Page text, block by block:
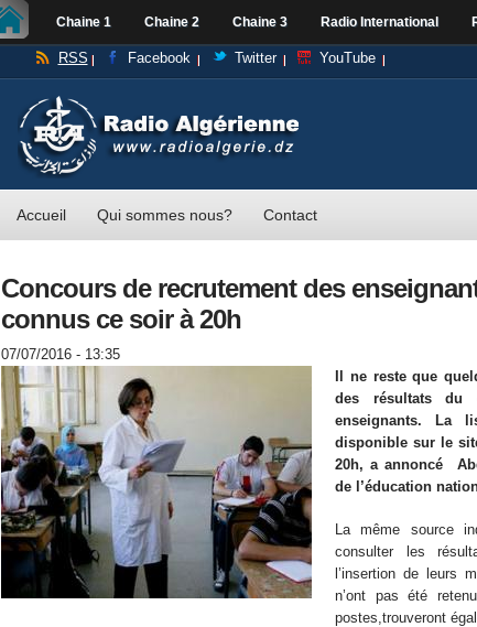
Chaine 1 Chaine 2 Chaine 3 Radio International
RSS Facebook Twitter YouTube
Accueil Qui sommes nous? Contact
Concours de recrutement des
connus ce soir à 20h
07/07/2016 - 13:35
Il ne reste que
des résultats du
enseignants. La
disponible sur le
20h, a annoncé
de l’éducation
La même source
consulter les
l’insertion de leurs
n’ont pas été
postes,trouveront